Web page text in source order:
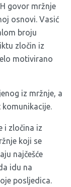
govor mržnje
osnovi. Vasić
broju
zločin iz
motivirano
iz mržnje, a
i zločina iz
koji se
najčešće
idu na
posljedica.